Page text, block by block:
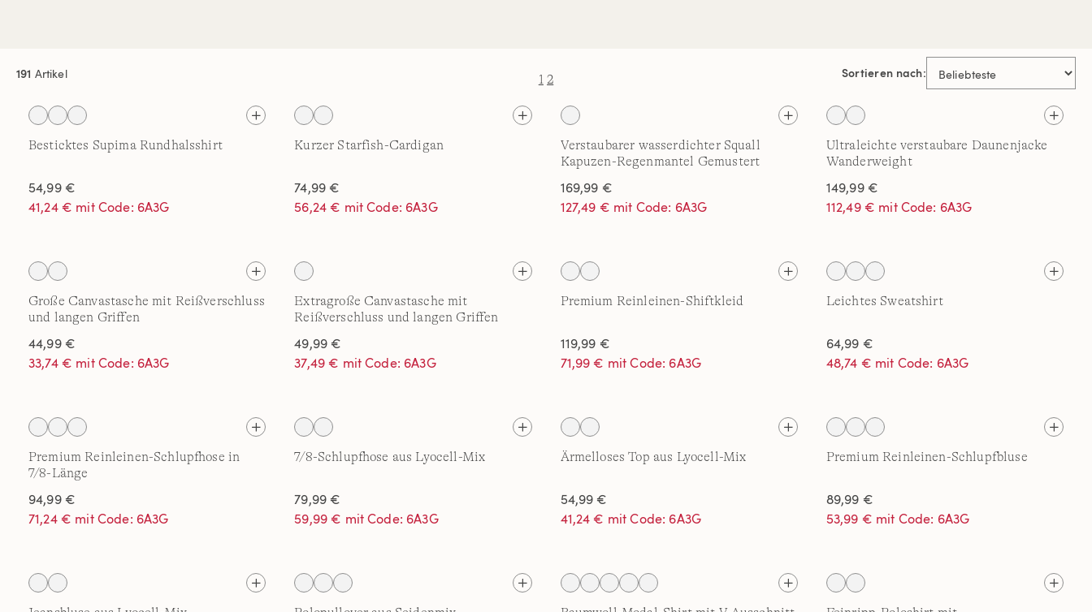
191 Artikel 1 2 Sortieren nach:
Besticktes Supima Rundhalsshirt
54,99 €
41,24 € mit Code: 6A3G
Kurzer Starfish-Cardigan
74,99 €
56,24 € mit Code: 6A3G
Verstaubarer wasserdichter Squall
Kapuzen-Regenmantel Gemustert
169,99 €
127,49 € mit Code: 6A3G
Ultraleichte verstaubare Daunenjacke
Wanderweight
149,99 €
112,49 € mit Code: 6A3G
Große Canvastasche mit Reißverschluss
und langen Griffen
44,99 €
33,74 € mit Code: 6A3G
Extragroße Canvastasche mit
Reißverschluss und langen Griffen
49,99 €
37,49 € mit Code: 6A3G
Premium Reinleinen-Shiftkleid
119,99 €
71,99 € mit Code: 6A3G
Leichtes Sweatshirt
64,99 €
48,74 € mit Code: 6A3G
Premium Reinleinen-Schlupfhose in
7/8-Länge
94,99 €
71,24 € mit Code: 6A3G
7/8-Schlupfhose aus Lyocell-Mix
79,99 €
59,99 € mit Code: 6A3G
Ärmelloses Top aus Lyocell-Mix
54,99 €
41,24 € mit Code: 6A3G
Premium Reinleinen-Schlupfbluse
89,99 €
53,99 € mit Code: 6A3G